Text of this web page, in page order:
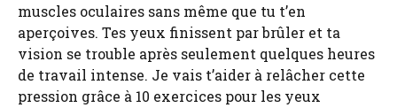
muscles oculaires sans même que tu t’en
aperçoives. Tes yeux finissent par brûler et ta
vision se trouble après seulement quelques heures
de travail intense. Je vais t’aider à relâcher cette
pression grâce à 10 exercices pour les yeux